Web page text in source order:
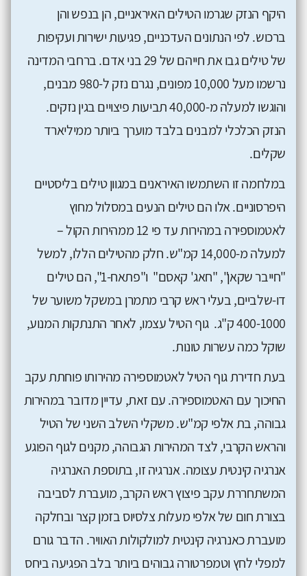
היקף הנזק שגרמו הטילים האיראניים, הן בנפש והן
ברכוש. לפי הנתונים העדכניים, פגיעות ישירות ועקיפות
של טילים גבו את חייהם של 29 בני אדם. ברחבי המדינה
נרשמו מעל 10,000 מפונים, נגרם נזק ל-980 מבנים,
והוגשו למעלה מ-40,000 תביעות פיצויים בגין נזקים.
הנזק הכלכלי למבנים בלבד מוערך ביותר ממיליארד
שקלים.
במלחמה זו השתמשו האיראנים במגוון טילים בליסטיים
היפרסוניים. אלו הם טילים הנעים במסלול מחוץ
לאטמוספירה במהירות עד פי 12 ממהירות הקול –
למעלה מ-14,000 קמ"ש. חלק מהטילים הללו, למשל
"חייבר שקאן", "חאג' קאסם" ו"פתאח-1", הם טילים
דו-שלביים, בעלי ראש קרבי מתמרן במשקל משוער של
400-1000 ק"ג. גוף הטיל עצמו, לאחר התנתקות המנוע,
שוקל כמה עשרות טונות.
בעת חדירת גוף הטיל לאטמוספירה מהירותו פוחתת עקב
החיכוך עם האטמוספירה. עם זאת, עדיין מדובר במהירות
גבוהה, בת אלפי קמ"ש. משקלי השלב השני של הטיל
והראש הקרבי, לצד המהירות הגבוהה, מקנים לגוף הפוגע
אנרגיה קינטית עצומה. אנרגיה זו, בתוספת האנרגיה
המשתחררת עקב פיצוץ ראש הקרב, מועברת לסביבה
בצורת חום של אלפי מעלות צלסיוס בזמן קצר ובחלקה
מועברת כאנרגיה קינטית למולקולות האוויר. הדבר גורם
למפלי לחץ וטמפרטורה גבוהים ביותר בלב הפגיעה ביחס